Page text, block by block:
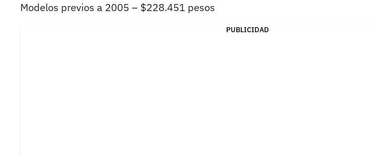
Modelos previos a 2005 – $228.451 pesos
PUBLICIDAD